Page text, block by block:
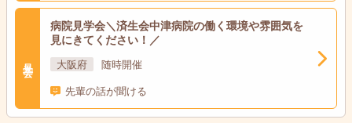
病院見学会＼済生会中津病院の働く環境や雰囲気を
見にきてください！／
大阪府 随時開催
先輩の話が聞ける